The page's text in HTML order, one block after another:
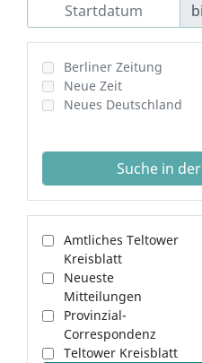
Berliner Zeitung
Neue Zeit
Neues Deutschland
Suche in
Amtliches Teltower
Kreisblatt
Neueste
Mitteilungen
Provinzial-
Correspondenz
Teltower Kreisblatt